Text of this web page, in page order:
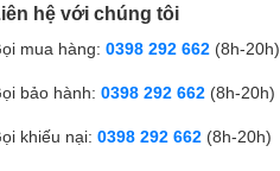
hệ với chúng tôi
mua hàng: 0398 292 662 (8h-20h)
bảo hành: 0398 292 662 (8h-20h)
khiếu nại: 0398 292 662 (8h-20h)